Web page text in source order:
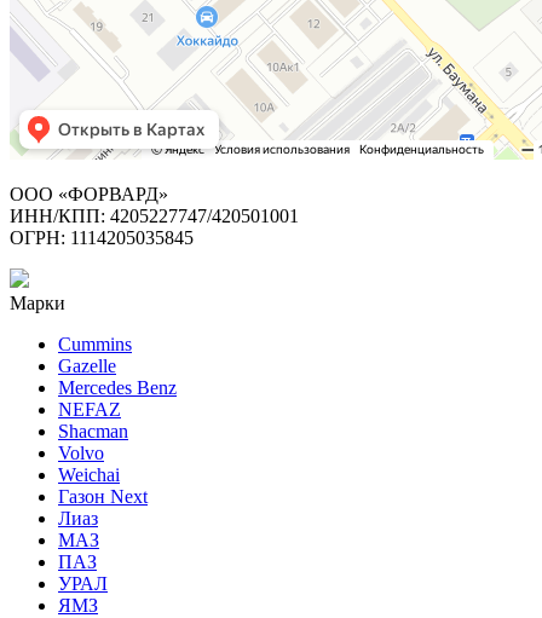
ООО «ФОРВАРД»
ИНН/КПП: 4205227747/420501001
ОГРН: 1114205035845
Марки
Cummins
Gazelle
Mercedes Benz
NEFAZ
Shacman
Volvo
Weichai
Газон Next
Лиаз
МАЗ
ПАЗ
УРАЛ
ЯМЗ